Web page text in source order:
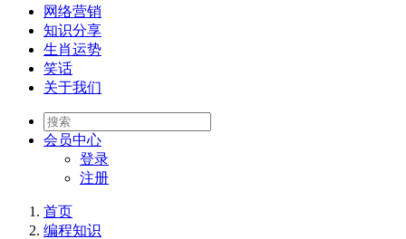
网络营销
知识分享
生肖运势
笑话
关于我们
会员中心
登录
注册
首页
编程知识